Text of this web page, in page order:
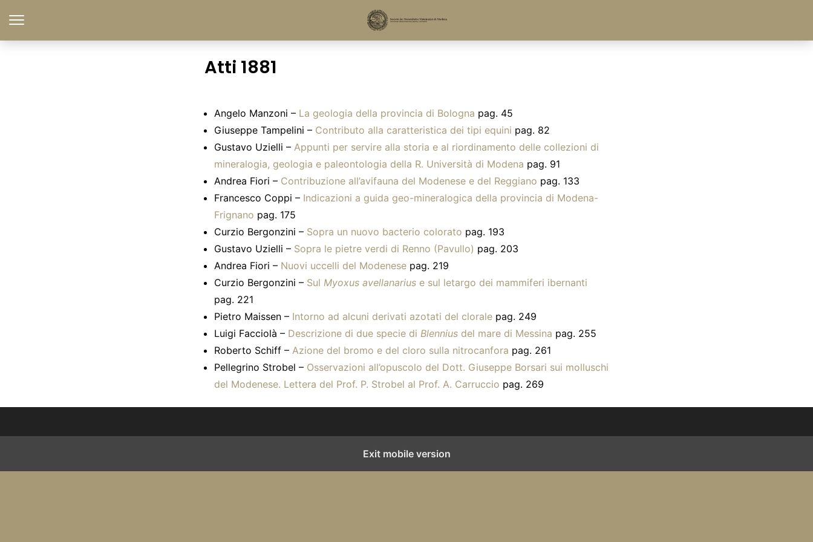
Atti 1881
Angelo Manzoni – La geologia della provincia di Bologna pag. 45
Giuseppe Tampelini – Contributo alla caratteristica dei tipi equini pag. 82
Gustavo Uzielli – Appunti per servire alla storia e al riordinamento delle collezioni di
mineralogia, geologia e paleontologia della R. Università di Modena pag. 91
Andrea Fiori – Contribuzione all’avifauna del Modenese e del Reggiano pag. 133
Francesco Coppi – Indicazioni a guida geo-mineralogica della provincia di Modena-
Frignano pag. 175
Curzio Bergonzini – Sopra un nuovo bacterio colorato pag. 193
Gustavo Uzielli – Sopra le pietre verdi di Renno (Pavullo) pag. 203
Andrea Fiori – Nuovi uccelli del Modenese pag. 219
Curzio Bergonzini – Sul Myoxus avellanarius e sul letargo dei mammiferi ibernanti
pag. 221
Pietro Maissen – Intorno ad alcuni derivati azotati del clorale pag. 249
Luigi Facciolà – Descrizione di due specie di Blennius del mare di Messina pag. 255
Roberto Schiff – Azione del bromo e del cloro sulla nitrocanfora pag. 261
Pellegrino Strobel – Osservazioni all’opuscolo del Dott. Giuseppe Borsari sui molluschi
del Modenese. Lettera del Prof. P. Strobel al Prof. A. Carruccio pag. 269
Exit mobile version